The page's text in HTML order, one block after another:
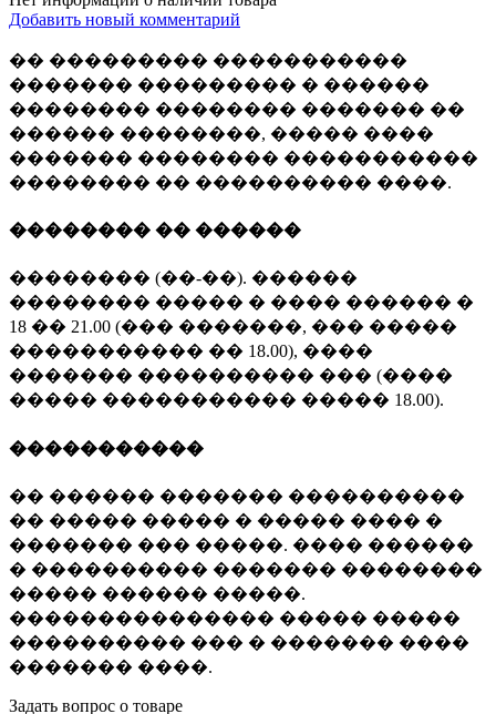
Добавить новый комментарий
�� ��������� �����������
������� ��������� � ������
�������� �������� ������� ��
������ ��������, ����� ����
������� �������� �����������
�������� �� ���������� ����.
�������� �� ������
�������� (��-��). ������
�������� ����� � ���� ������ �
18 �� 21.00 (��� �������, ��� �����
����������� �� 18.00), ����
������� ���������� ��� (����
����� ����������� ����� 18.00).
�����������
�� ������ ������� ����������
�� ����� ����� � ����� ���� �
������� ��� �����. ���� ������
� ���������� ������� ��������
����� ������ �����.
��������������� ����� �����
���������� ��� � ������� ����
������� ����.
Задать вопрос о товаре